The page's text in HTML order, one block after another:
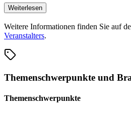
Stauden und Sträuchern sowie
heimischen Garten. Ein buntes
reichhaltige kulinarische Angebote
Frühlingsmesse Ostern auf Burg
Erlebnis für die ganze Familie.
Weiterlesen
Weitere Informationen finden Sie auf
Veranstalters.
Themenschwerpunkte und
Themenschwerpunkte